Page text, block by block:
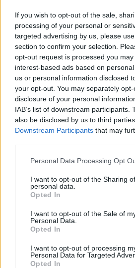
If you wish to opt-out of the sale,
processing of your personal or
targeted advertising by us, please
section to confirm your selection.
opt-out request is processed you
interest-based ads based on
us or personal information disclosed
your opt-out. You may separately
disclosure of your personal
IAB’s list of downstream participants.
also be disclosed by us to third
Downstream Participants that may
Please note that this website/app
not limited to your visit or usage
grant or deny consent to Google and
use your data for below specified
consent section.
Personal Data Processing Opt
I want to opt-out of the Sharing
personal data.
Opted In
I want to opt-out of the Sale of
Personal Data.
Opted In
I want to opt-out of processing
Personal Data for Targeted
Opted In
AUTORE
AiAdhubMedia